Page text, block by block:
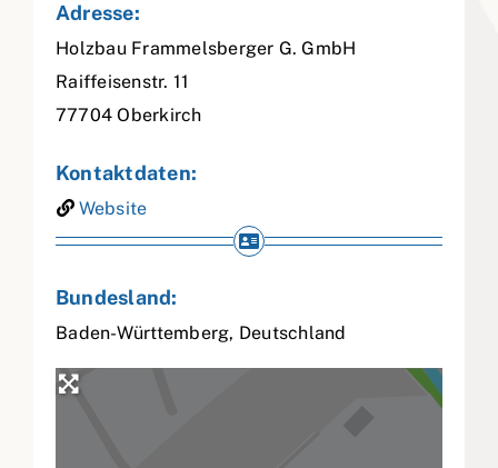
Adresse:
Holzbau Frammelsberger G. GmbH
Raiffeisenstr. 11
77704 Oberkirch
Kontaktdaten:
Website
Bundesland:
Baden-Württemberg, Deutschland